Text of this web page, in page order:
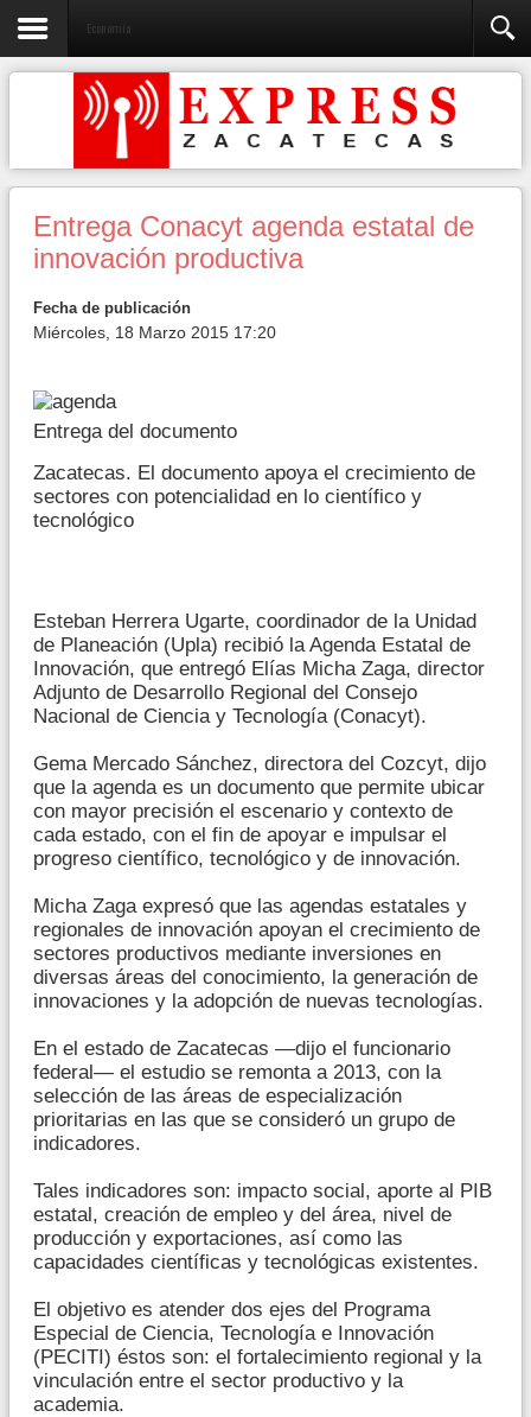
Economía
Entrega Conacyt agenda estatal de
innovación productiva
Fecha de publicación
Miércoles, 18 Marzo 2015 17:20
Entrega del documento
Zacatecas. El documento apoya el crecimiento de
sectores con potencialidad en lo científico y
tecnológico
Esteban Herrera Ugarte, coordinador de la Unidad
de Planeación (Upla) recibió la Agenda Estatal de
Innovación, que entregó Elías Micha Zaga, director
Adjunto de Desarrollo Regional del Consejo
Nacional de Ciencia y Tecnología (Conacyt).
Gema Mercado Sánchez, directora del Cozcyt, dijo
que la agenda es un documento que permite ubicar
con mayor precisión el escenario y contexto de
cada estado, con el fin de apoyar e impulsar el
progreso científico, tecnológico y de innovación.
Micha Zaga expresó que las agendas estatales y
regionales de innovación apoyan el crecimiento de
sectores productivos mediante inversiones en
diversas áreas del conocimiento, la generación de
innovaciones y la adopción de nuevas tecnologías.
En el estado de Zacatecas —dijo el funcionario
federal— el estudio se remonta a 2013, con la
selección de las áreas de especialización
prioritarias en las que se consideró un grupo de
indicadores.
Tales indicadores son: impacto social, aporte al PIB
estatal, creación de empleo y del área, nivel de
producción y exportaciones, así como las
capacidades científicas y tecnológicas existentes.
El objetivo es atender dos ejes del Programa
Especial de Ciencia, Tecnología e Innovación
(PECITI) éstos son: el fortalecimiento regional y la
vinculación entre el sector productivo y la
academia.